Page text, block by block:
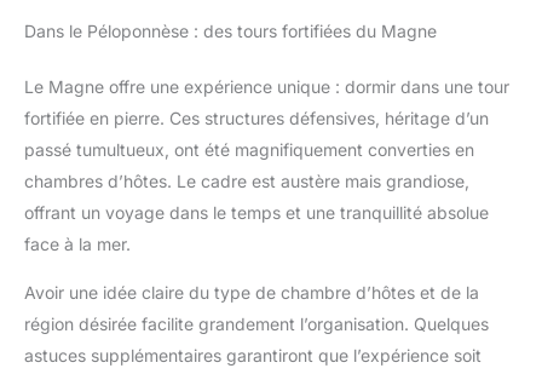
Dans le Péloponnèse : des tours fortifiées du Magne
Le Magne offre une expérience unique : dormir dans une tour
fortifiée en pierre. Ces structures défensives, héritage d’un
passé tumultueux, ont été magnifiquement converties en
chambres d’hôtes. Le cadre est austère mais grandiose,
offrant un voyage dans le temps et une tranquillité absolue
face à la mer.
Avoir une idée claire du type de chambre d’hôtes et de la
région désirée facilite grandement l’organisation. Quelques
astuces supplémentaires garantiront que l’expérience soit